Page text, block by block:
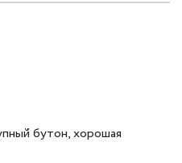
бутон, хорошая